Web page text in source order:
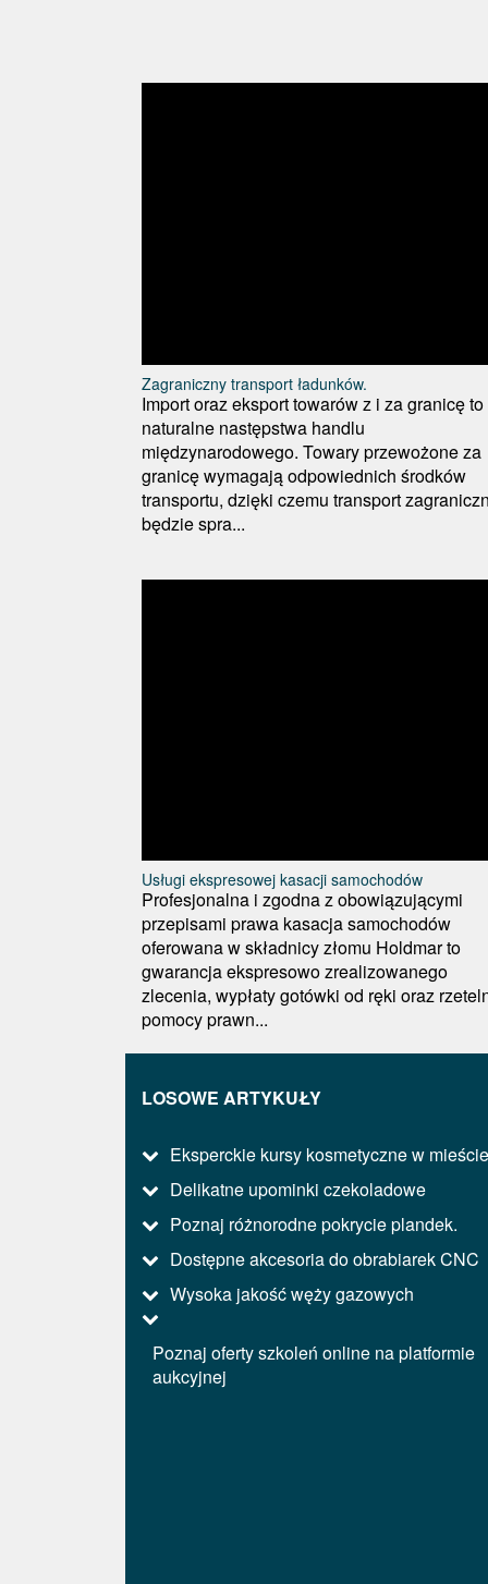
Zagraniczny transport ładunków.
Import oraz eksport towarów z i za granicę to
naturalne następstwa handlu
międzynarodowego. Towary przewożone za
granicę wymagają odpowiednich środków
transportu, dzięki czemu transport
będzie spra...
Usługi ekspresowej kasacji samochodów
Profesjonalna i zgodna z obowiązującymi
przepisami prawa kasacja samochodów
oferowana w składnicy złomu Holdmar to
gwarancja ekspresowo zrealizowanego
zlecenia, wypłaty gotówki od ręki oraz
pomocy prawn...
LOSOWE ARTYKUŁY
Eksperckie kursy kosmetyczne w mieście
Delikatne upominki czekoladowe
Poznaj różnorodne pokrycie plandek.
Dostępne akcesoria do obrabiarek CNC
Wysoka jakość węży gazowych
Poznaj oferty szkoleń online na platformie
aukcyjnej